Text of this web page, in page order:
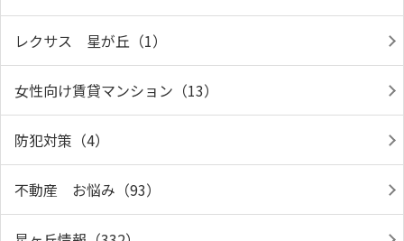
レクサス 星が丘（1）
女性向け賃貸マンション（13）
防犯対策（4）
不動産 お悩み（93）